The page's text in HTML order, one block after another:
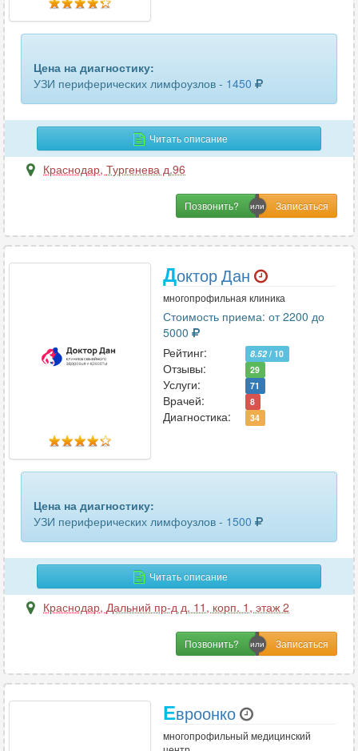
забрюшинного пространства 13
кисти руки
кишечника 9
кожи
коленного сустава
4
лимфатических узлов
лимфоузлов брюшной полости
лучезапястного сустава
маточных труб
мочевого пузыря
мочеточников 2
мягких тканей 29
11
Цена на диагностику:
УЗИ периферических лимфоузлов - 1450
Читать описание
Краснодар, Тургенева д.96
Позвонить?
Доктор Дан
многопрофильная клиника
Стоимость приема: от 2200 до
5000
Рейтинг:
8.52 / 10
Отзывы: 29
Услуги: 71
Врачей: 8
Диагностика: 34
Цена на диагностику:
УЗИ периферических лимфоузлов - 1500
Читать описание
Краснодар, Дальний пр-д д. 11, корп. 1, этаж 2
Позвонить?
Евроонко
многопрофильный медицинский